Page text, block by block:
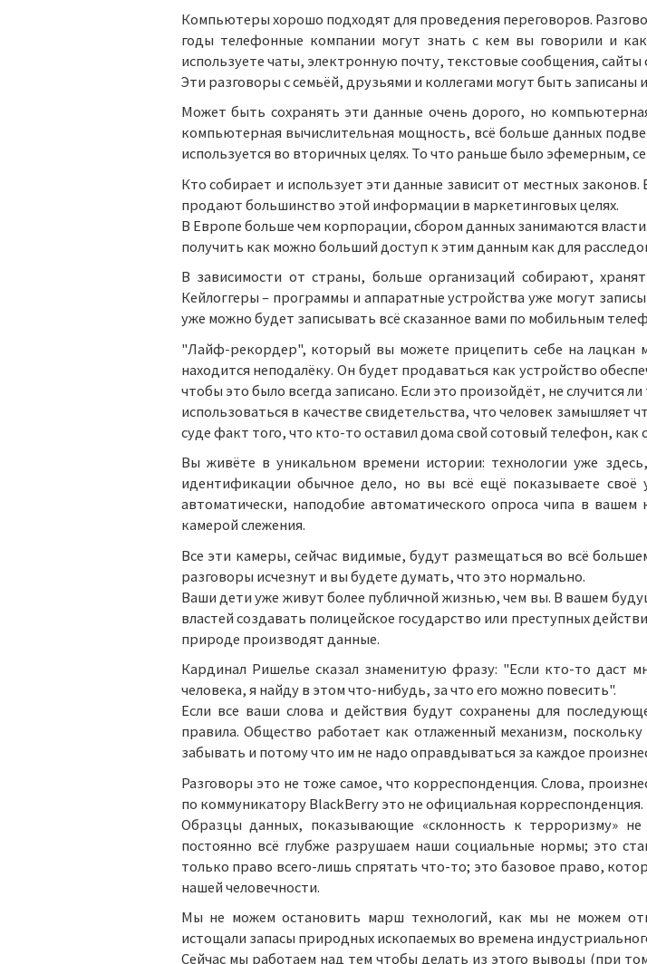
Компьютеры хорошо подходят для проведения переговоров.
годы телефонные компании могут знать с кем вы говорили и
используете чаты, электронную почту, текстовые сообщения,
Эти разговоры с семьёй, друзьями и коллегами могут быть записаны
Может быть сохранять эти данные очень дорого, но
компьютерная вычислительная мощность, всё больше данных
используется во вторичных целях. То что раньше было эфемерным,
Кто собирает и использует эти данные зависит от местных
продают большинство этой информации в маркетинговых целях.
В Европе больше чем корпорации, сбором данных занимаются
получить как можно больший доступ к этим данным как для
В зависимости от страны, больше организаций собирают,
Кейлоггеры – программы и аппаратные устройства уже могут
уже можно будет записывать всё сказанное вами по мобильным
"Лайф-рекордер", который вы можете прицепить себе на лацкан
находится неподалёку. Он будет продаваться как устройство
чтобы это было всегда записано. Если это произойдёт, не случится
использоваться в качестве свидетельства, что человек
суде факт того, что кто-то оставил дома свой сотовый телефон, как
Вы живёте в уникальном времени истории: технологии уже
идентификации обычное дело, но вы всё ещё показываете своё
автоматически, наподобие автоматического опроса чипа в
камерой слежения.
Все эти камеры, сейчас видимые, будут размещаться во всё
разговоры исчезнут и вы будете думать, что это нормально.
Ваши дети уже живут более публичной жизнью, чем вы. В вашем
властей создавать полицейское государство или преступных
природе производят данные.
Кардинал Ришелье сказал знаменитую фразу: "Если кто-то даст
человека, я найду в этом что-нибудь, за что его можно повесить".
Если все ваши слова и действия будут сохранены для
правила. Общество работает как отлаженный механизм,
забывать и потому что им не надо оправдываться за каждое
Разговоры это не тоже самое, что корреспонденция. Слова,
по коммуникатору BlackBerry это не официальная корреспонденция.
Образцы данных, показывающие «склонность к терроризму»
постоянно всё глубже разрушаем наши социальные нормы; это
только право всего-лишь спрятать что-то; это базовое право,
нашей человечности.
Мы не можем остановить марш технологий, как мы не можем
истощали запасы природных ископаемых во времена
Сейчас мы работаем над тем чтобы делать из этого выводы (при